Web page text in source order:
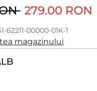
279.00 RON
62211-00000-01K-1
magazinului